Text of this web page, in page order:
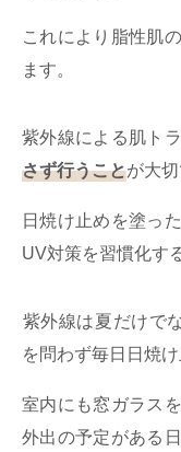
これにより脂性肌
ます。
紫外線による肌ト
さず行うことが大切
日焼け止めを塗っ
UV対策を習慣化す
紫外線は夏だけで
を問わず毎日日焼け
室内にも窓ガラス
外出の予定がある